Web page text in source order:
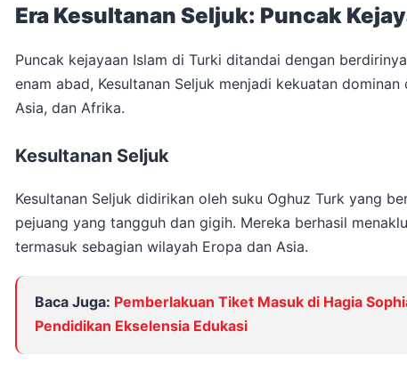
Era Kesultanan Seljuk: Puncak
Puncak kejayaan Islam di Turki ditandai dengan
enam abad, Kesultanan Seljuk menjadi kekuatan
Asia, dan Afrika.
Kesultanan Seljuk
Kesultanan Seljuk didirikan oleh suku Oghuz Turk yang
pejuang yang tangguh dan gigih. Mereka berhasil
termasuk sebagian wilayah Eropa dan Asia.
Baca Juga: Pemberlakuan Tiket Masuk di Hagia
Pendidikan Ekselensia Edukasi